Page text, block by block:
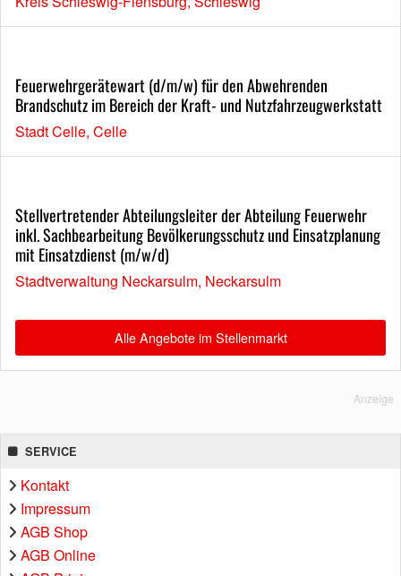
Feuerwehrgerätewart (d/m/w) für den Abwehrenden
Brandschutz im Bereich der Kraft- und Nutzfahrzeugwerkstatt
Stadt Celle, Celle
Stellvertretender Abteilungsleiter der Abteilung Feuerwehr
inkl. Sachbearbeitung Bevölkerungsschutz und Einsatzplanung
mit Einsatzdienst (m/w/d)
Stadtverwaltung Neckarsulm, Neckarsulm
Alle Angebote im Stellenmarkt
Anzeige
SERVICE
Kontakt
Impressum
AGB Shop
AGB Online